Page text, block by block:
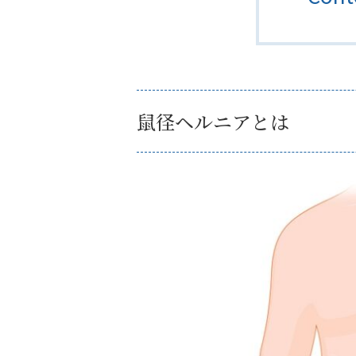
鼠径ヘルニアとは